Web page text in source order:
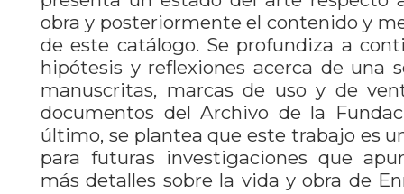
obra y posteriormente el contenido y
de este catálogo. Se profundiza a
hipótesis y reflexiones acerca de una
manuscritas, marcas de uso y de
documentos del Archivo de la
último, se plantea que este trabajo es
para futuras investigaciones que
más detalles sobre la vida y obra de